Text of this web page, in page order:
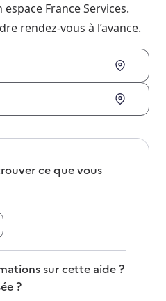
France Services.
rendez-vous à l’avance.
ce que vous
sur cette aide ?
?